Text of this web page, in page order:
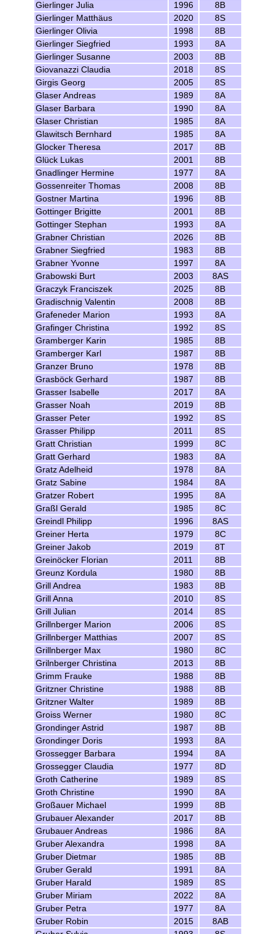
Gierlinger Julia
1996
8B
Gierlinger Matthäus
2020
8S
Gierlinger Olivia
1998
8B
Gierlinger Siegfried
1993
8A
Gierlinger Susanne
2003
8B
Giovanazzi Claudia
2018
8S
Girgis Georg
2005
8S
Glaser Andreas
1989
8A
Glaser Barbara
1990
8A
Glaser Christian
1985
8A
Glawitsch Bernhard
1985
8A
Glocker Theresa
2017
8B
Glück Lukas
2001
8B
Gnadlinger Hermine
1977
8A
Gossenreiter Thomas
2008
8B
Gostner Martina
1996
8B
Gottinger Brigitte
2001
8B
Gottinger Stephan
1993
8A
Grabner Christian
2026
8B
Grabner Siegfried
1983
8B
Grabner Yvonne
1997
8A
Grabowski Burt
2003
8AS
Graczyk Franciszek
2025
8B
Gradischnig Valentin
2008
8B
Grafeneder Marion
1993
8A
Grafinger Christina
1992
8S
Gramberger Karin
1985
8B
Gramberger Karl
1987
8B
Granzer Bruno
1978
8B
Grasböck Gerhard
1987
8B
Grasser Isabelle
2017
8A
Grasser Noah
2019
8B
Grasser Peter
1992
8S
Grasser Philipp
2011
8S
Gratt Christian
1999
8C
Gratt Gerhard
1983
8A
Gratz Adelheid
1978
8A
Gratz Sabine
1984
8A
Gratzer Robert
1995
8A
Graßl Gerald
1985
8C
Greindl Philipp
1996
8AS
Greiner Herta
1979
8C
Greiner Jakob
2019
8T
Greinöcker Florian
2011
8B
Greunz Kordula
1980
8B
Grill Andrea
1983
8B
Grill Anna
2010
8S
Grill Julian
2014
8S
Grillnberger Marion
2006
8S
Grillnberger Matthias
2007
8S
Grillnberger Max
1980
8C
Grilnberger Christina
2013
8B
Grimm Frauke
1988
8B
Gritzner Christine
1988
8B
Gritzner Walter
1989
8B
Groiss Werner
1980
8C
Grondinger Astrid
1987
8B
Grondinger Doris
1993
8A
Grossegger Barbara
1994
8A
Grossegger Claudia
1977
8D
Groth Catherine
1989
8S
Groth Christine
1990
8A
Großauer Michael
1999
8B
Grubauer Alexander
2017
8B
Grubauer Andreas
1986
8A
Gruber Alexandra
1998
8A
Gruber Dietmar
1985
8B
Gruber Gerald
1991
8A
Gruber Harald
1989
8S
Gruber Miriam
2022
8A
Gruber Petra
1977
8A
Gruber Robin
2015
8AB